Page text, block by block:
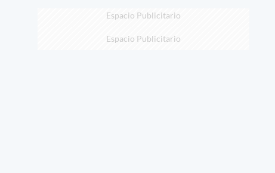
Espacio Publicitario
Espacio Publicitario